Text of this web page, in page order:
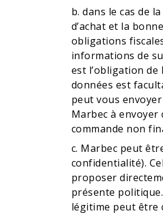
b. dans le cas de
d’achat et la
obligations
informations de
est l’obligation
données est
peut vous
Marbec à envoyer
commande non
c. Marbec peut
confidentialité).
proposer
présente
légitime peut être